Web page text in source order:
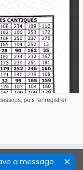
a message
puis "enregistrer